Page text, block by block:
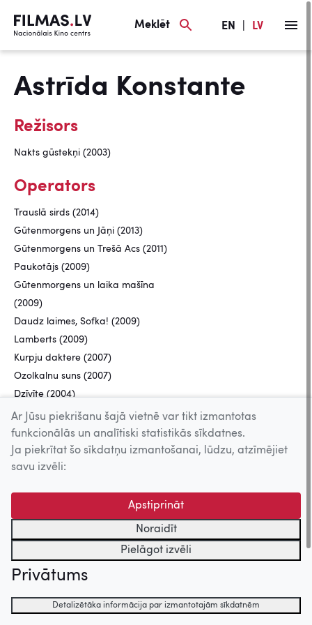
Meklēt EN LV
Astrīda Konstante
Režisors
Nakts gūstekņi (2003)
Operators
Trauslā sirds (2014)
Gūtenmorgens un Jāņi (2013)
Gūtenmorgens un Trešā Acs (2011)
Paukotājs (2009)
Gūtenmorgens un laika mašīna
(2009)
Daudz laimes, Sofka! (2009)
Lamberts (2009)
Kurpju daktere (2007)
Ozolkalnu suns (2007)
Dzīvīte (2004)
Montāžas režisors
Melleņu gari (2016)
Jūras nauda (2013)
Aiz muzeja (2005)
Uz augšu
© 2026 Nacionālais Kino centrs, Kultūras informācijas sistēmu
kinofotofonodokumentu arhīvs.
Ar Jūsu piekrišanu šajā vietnē var tikt izmantotas
funkcionālās un analītiski statistikās sīkdatnes.
Ja piekrītat šo sīkdatņu izmantošanai, lūdzu, atzīmējiet
savu izvēli:
Apstiprināt
Noraidīt
Pielāgot izvēli
Privātums
Detalizētāka informācija par izmantotajām sīkdatnēm